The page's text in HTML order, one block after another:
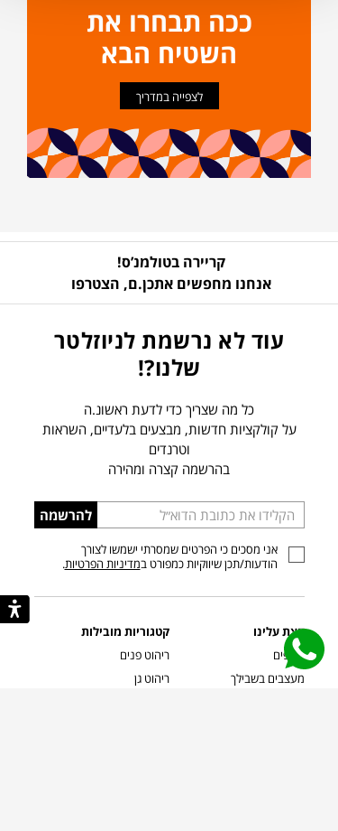
ככה תבחרו את
השטיח הבא
לצפייה במדריך
קריירה בטולמנ’ס!
אנחנו מחפשים אתכן.ם, הצטרפו
עוד לא נרשמת לניוזלטר
שלנו?!
כל מה שצריך כדי לדעת ראשונ.ה
על קולקציות חדשות, מבצעים בלעדיים, השראות
וטרנדים
בהרשמה קצרה ומהירה
הכניסו
כתובת
דוא”ל
להרשמה
אני מסכים כי הפרטים שמסרתי ישמשו לצורך
הודעות/תכן שיווקיות כמפורט במדיניות הפרטיות.
קצת עלינו
סניפים
מעצבים בשבילך
קטגוריות מובילות
ריהוט פנים
ריהוט גן